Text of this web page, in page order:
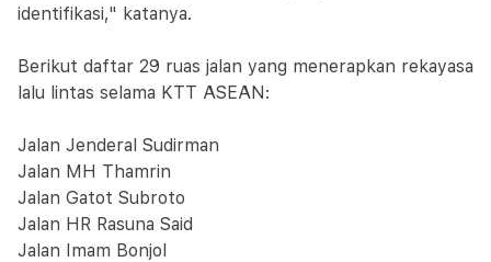
identifikasi," katanya.
Berikut daftar 29 ruas jalan yang menerapkan rekayasa
lalu lintas selama KTT ASEAN:
Jalan Jenderal Sudirman
Jalan MH Thamrin
Jalan Gatot Subroto
Jalan HR Rasuna Said
Jalan Imam Bonjol